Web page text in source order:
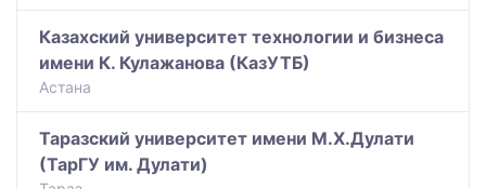
Казахский университет технологии и бизнеса
имени К. Кулажанова (КазУТБ)
Астана
Таразский университет имени М.Х.Дулати
(ТарГУ им. Дулати)